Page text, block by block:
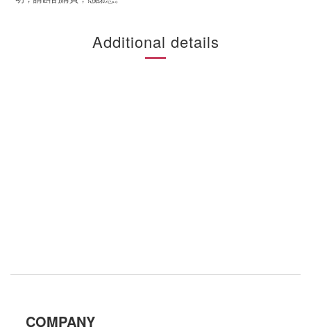
Additional details
COMPANY